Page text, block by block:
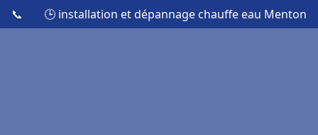
📞 🕒 installation et dépannage chauffe eau Menton